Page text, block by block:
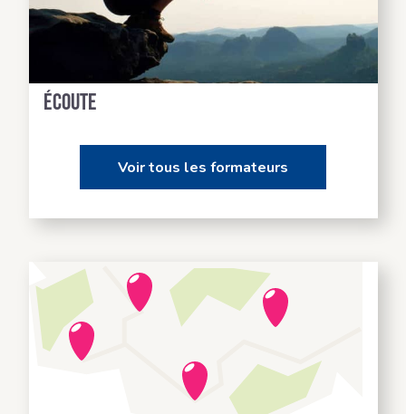
Des formateurs à votre
écoute
Voir tous les formateurs